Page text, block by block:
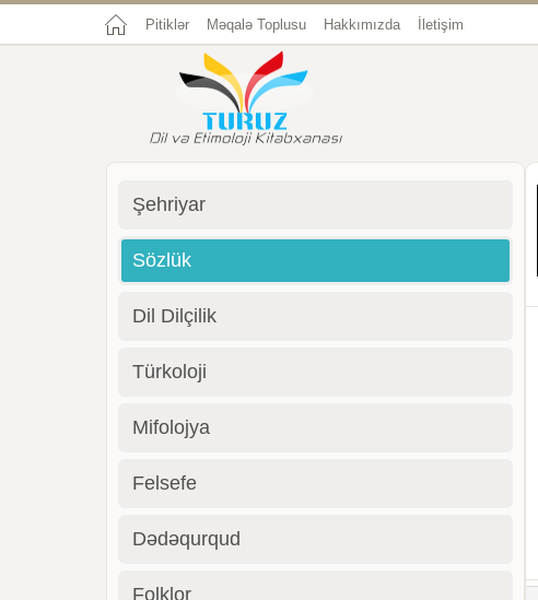
Pitiklər Məqalə Toplusu Hakkımızda İletişim
Şehriyar
Sözlük
Dil Dilçilik
Türkoloji
Mifolojya
Felsefe
Dədəqurqud
Folklor